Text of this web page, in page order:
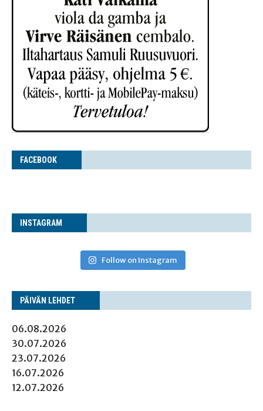
FACE­BOOK
INS­TA­GRAM
Follow on Instagram
PÄI­VÄN LEHDET
06.08.2026
30.07.2026
23.07.2026
16.07.2026
12.07.2026